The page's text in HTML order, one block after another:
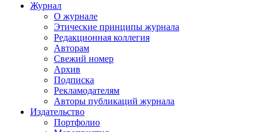
Журнал
О журнале
Этические принципы журнала
Редакционная коллегия
Авторам
Свежий номер
Архив
Подписка
Рекламодателям
Авторы публикаций журнала
Издательство
Портфолио